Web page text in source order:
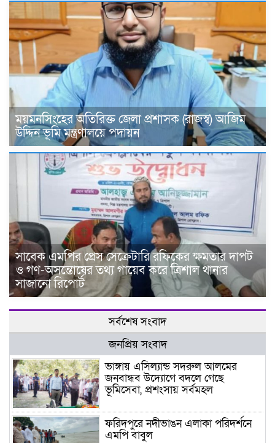
ময়মনসিংহের অতিরিক্ত জেলা প্রশাসক (রাজস্ব) আজিম
উদ্দিন ভূমি মন্ত্রণালয়ে পদায়ন
সাবেক এমপির প্রেস সেক্রেটারি রফিকের ক্ষমতার দাপট
ও গণ-অসন্তোষের তথ্য গায়েব করে ত্রিশাল থানার
সাজানো রিপোর্ট
সর্বশেষ সংবাদ
জনপ্রিয় সংবাদ
ভাঙ্গায় এসিল্যান্ড সদরুল আলমের
জনবান্ধব উদ্যোগে বদলে গেছে
ভূমিসেবা, প্রশংসায় সর্বমহল
ফরিদপুরে নদীভাঙন এলাকা পরিদর্শনে
এমপি বাবুল